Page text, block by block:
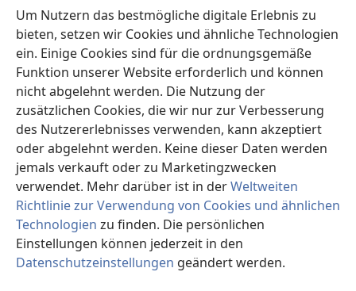
Um Nutzern das bestmögliche digitale Erlebnis zu
bieten, setzen wir Cookies und ähnliche Technologien
ein. Einige Cookies sind für die ordnungsgemäße
Funktion unserer Website erforderlich und können
nicht abgelehnt werden. Die Nutzung der
zusätzlichen Cookies, die wir nur zur Verbesserung
des Nutzererlebnisses verwenden, kann akzeptiert
oder abgelehnt werden. Keine dieser Daten werden
jemals verkauft oder zu Marketingzwecken
verwendet. Mehr darüber ist in derWeltweiten
Richtlinie zur Verwendung von Cookies und ähnlichen
Technologien zu finden. Die persönlichen
Einstellungen können jederzeit in den
Datenschutzeinstellungen geändert werden.
Spenden
(öffnet
neues
Fenster)Wachtturm ONLINE-BIBLIOTHEK
(öffnet
neues
Fenster)JW Hub®
(öffnet
neues
Fenster)JW Library
Watchtower Library ®
Copyright© 2026 Watch Tower Bible and Tract Society of Pennsylvania.
NUTZUNGSBEDINGUNGEN| DATENSCHUTZERKLÄRUNG
DATENSCHUTZEINSTELLUNGEN